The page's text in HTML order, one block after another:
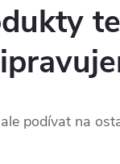
podívat na